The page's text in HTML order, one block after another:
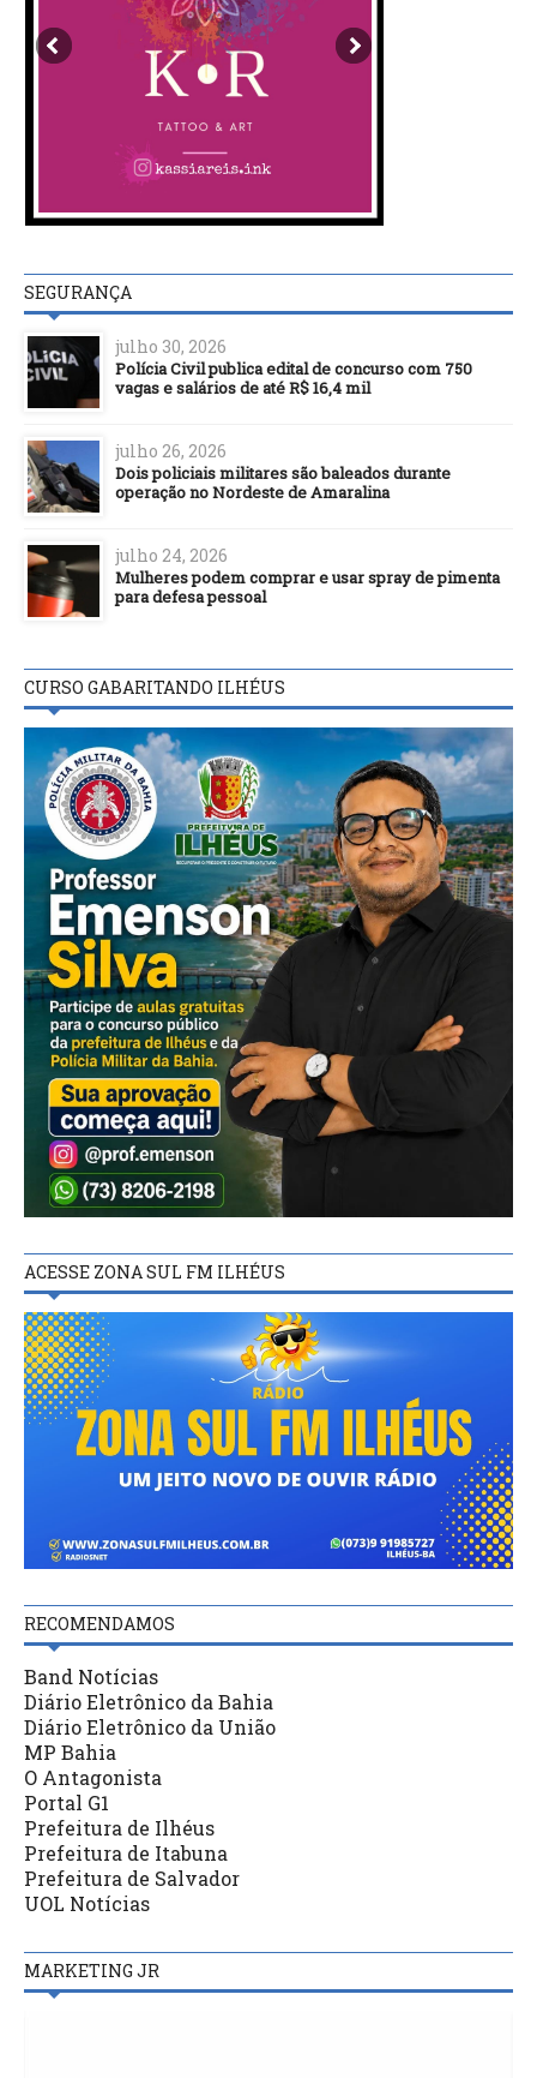
SEGURANÇA
julho 30, 2026
Polícia Civil publica edital de concurso com 750
vagas e salários de até R$ 16,4 mil
julho 26, 2026
Dois policiais militares são baleados durante
operação no Nordeste de Amaralina
julho 24, 2026
Mulheres podem comprar e usar spray de pimenta
para defesa pessoal
CURSO GABARITANDO ILHÉUS
ACESSE ZONA SUL FM ILHÉUS
RECOMENDAMOS
Band Notícias
Diário Eletrônico da Bahia
Diário Eletrônico da União
MP Bahia
O Antagonista
Portal G1
Prefeitura de Ilhéus
Prefeitura de Itabuna
Prefeitura de Salvador
UOL Notícias
MARKETING JR